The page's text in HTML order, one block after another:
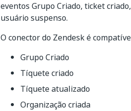
eventos Grupo Criado, ticket
usuário suspenso.
O conector do Zendesk é
Grupo Criado
Tíquete criado
Tíquete atualizado
Organização criada